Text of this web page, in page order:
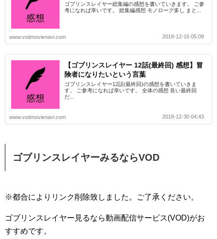
ゴブリンスレイヤー総集編の感想を書いていきます。 ご参
考になれば幸いです。 総集編感想 モノローグ多し まと...
www.vodmovienavi.com 2018-12-16 05:09
【ゴブリンスレイヤー 12話(最終回) 感想】冒
険者になりたいという言葉
ゴブリンスレイヤー12話(最終回)の感想を書いていきま
す。 ご参考になれば幸いです。 全体の感想 良い最終回
だ...
www.vodmovienavi.com 2018-12-30 04:43
ゴブリンスレイヤーみるならVOD
※都合によりリンク削除致しました。ご了承ください。
ゴブリンスレイヤー見るなら動画配信サービス(VOD)がお
すすめです。